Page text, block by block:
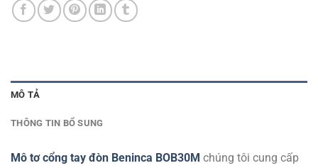
MÔ TẢ
THÔNG TIN BỔ SUNG
Mô tơ cổng tay đòn Beninca BOB30M chúng tôi cung cấp